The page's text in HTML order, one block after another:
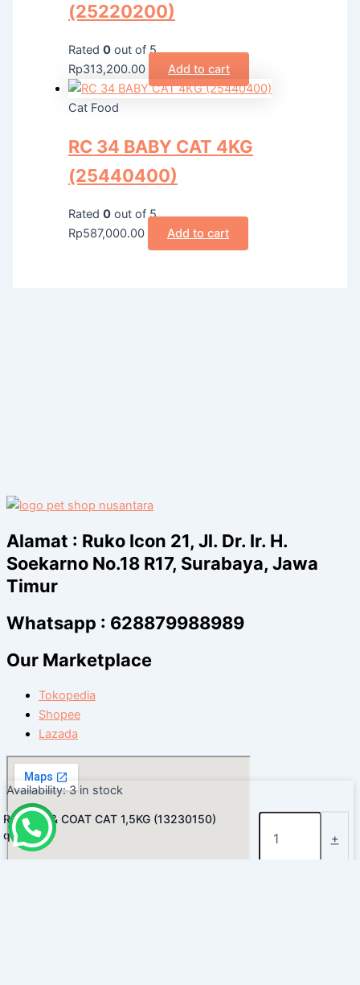
(25220200)
Rated0 out of 5
Rp313,200.00 Add to cart
Cat Food
RC 34 BABY CAT 4KG
(25440400)
Rated0 out of 5
Rp587,000.00 Add to cart
Alamat : Ruko Icon 21, Jl. Dr. Ir. H.
Soekarno No.18 R17, Surabaya, Jawa
Timur
Whatsapp : 628879988989
Our Marketplace
Tokopedia
Shopee
Lazada
Availability: 3 in stock
-
RC SKIN & COAT CAT 1,5KG (13230150)
quantity
+